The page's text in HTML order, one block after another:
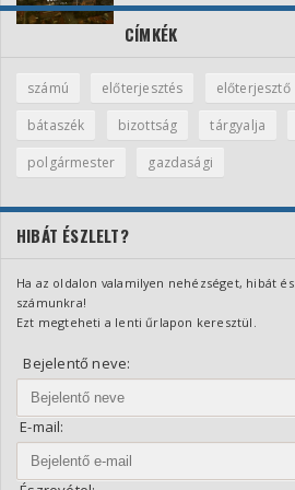
CÍMKÉK
számú előterjesztés előterjesztő
bátaszék
bizottság tárgyalja
polgármester
gazdasági
HIBÁT ÉSZLELT?
Ha az oldalon valamilyen nehézséget, hibát
számunkra!
Ezt megteheti a lenti űrlapon keresztül.
Bejelentő neve:
E-mail: